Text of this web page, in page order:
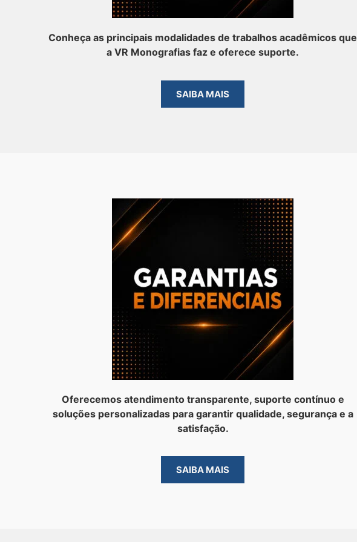
Conheça as principais modalidades de trabalhos acadêmicos que
a VR Monografias faz e oferece suporte.
SAIBA MAIS
Oferecemos atendimento transparente, suporte contínuo e
soluções personalizadas para garantir qualidade, segurança e a
satisfação.
SAIBA MAIS